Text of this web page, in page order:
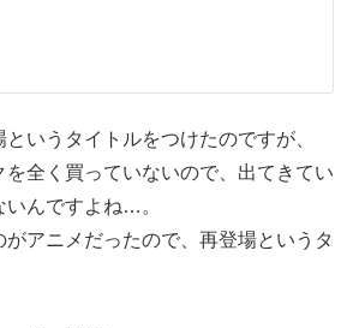
いうタイトルをつけたのですが、
全く買っていないので、出てきてい
いんですよね…。
アニメだったので、再登場というタ